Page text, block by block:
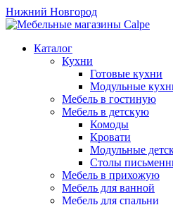
Нижний Новгород
Каталог
Кухни
Готовые кухни
Модульные
Мебель в гостиную
Мебель в детскую
Комоды
Кровати
Модульные
Столы
Мебель в прихожую
Мебель для ванной
Мебель для спальни